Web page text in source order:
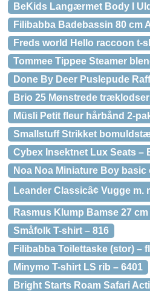
BeKids Langærmet Body I
Filibabba Badebassin 80 cm
Freds world Hello raccoon t-
Tommee Tippee Steamer
Done By Deer Puslepude
Brio 25 Mønstrede træklodser
Müsli Petit fleur hårbånd 2-
Smallstuff Strikket
Cybex Insektnet Lux Seats –
Noa Noa Miniature Boy
Leander Classicâ¢ Vugge m.
Rasmus Klump Bamse 27 cm
Småfolk T-shirt – 816
Filibabba Toilettaske (stor) –
Minymo T-shirt LS rib – 6401
Bright Starts Roam Safari